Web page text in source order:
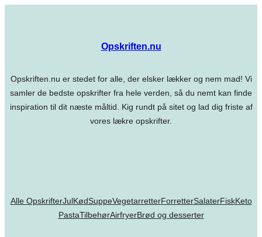
Opskriften.nu
Opskriften.nu er stedet for alle, der elsker lækker og nem mad! Vi
samler de bedste opskrifter fra hele verden, så du nemt kan finde
inspiration til dit næste måltid. Kig rundt på sitet og lad dig friste af
vores lækre opskrifter.
Alle OpskrifterJulKødSuppeVegetarretterForretterSalaterFiskKeto
PastaTilbehørAirfryerBrød og desserter